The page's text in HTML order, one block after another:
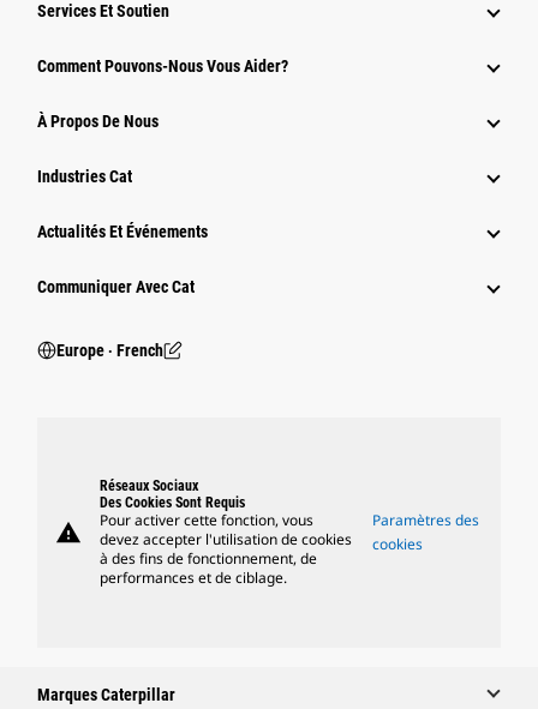
Services Et Soutien
Comment Pouvons-Nous Vous Aider?
À Propos De Nous
Industries Cat
Actualités Et Événements
Communiquer Avec Cat
Europe ‧ French
warning
Réseaux Sociaux
Des Cookies Sont Requis
Pour activer cette fonction, vous
devez accepter l'utilisation de cookies
à des fins de fonctionnement, de
performances et de ciblage.
Paramètres des
cookies
Marques Caterpillar